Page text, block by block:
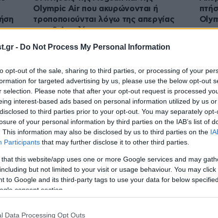
- Do Not Process My Personal Information
opt-out of the sale, sharing to third parties, or processing of your
for targeted advertising by us, please use the below opt-out
selection. Please note that after your opt-out request is processed
interest-based ads based on personal information utilized by us
to third parties prior to your opt-out. You may separately
of your personal information by third parties on the IAB’s list of
This information may also be disclosed by us to third parties on the
Participants that may further disclose it to other third parties.
that this website/app uses one or more Google services and may
but not limited to your visit or usage behaviour. You may
to Google and its third-party tags to use your data for below
consent section.
Data Processing Opt Outs
Olympic Air που ακυρώνονται ή
τροποποιούνται λόγω της απεργίας
στις 9 Απριλίου
26·02·2024 13:00
AEGEAN και Olympic Air
ανακοίνωσαν αλλαγές χωρίς κόστος
σε πτήσεις που θα επηρεαστούν λόγω
της απεργίας
To